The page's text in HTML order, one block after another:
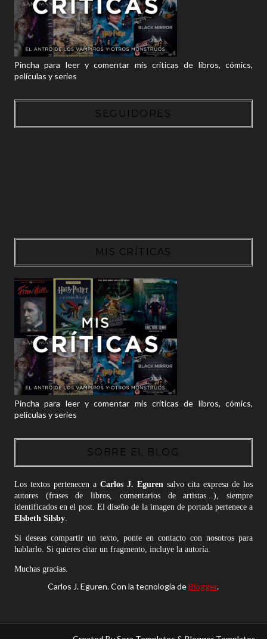
Pincha para leer y comentar mis críticas de libros, cómics,
películas y series
SEGUIDORES
MIS CRÍTICAS
Pincha para leer y comentar mis críticas de libros, cómics,
películas y series
SOBRE EL BLOG
Los textos pertenecen a Carlos J. Egurensalvo cita expresa de los
autores (frases de libros, comentarios de artistas...), siempre
identificados en el post. El diseño de la imagen de portada pertenece a
Elsbeth Silsby.
Si deseas compartir un texto, ponte en contacto con nosotros para
hablarlo. Si quieres citar un fragmento, incluye la autoría.
Muchas gracias.
Carlos J. Eguren. Con la tecnología deBlogger.